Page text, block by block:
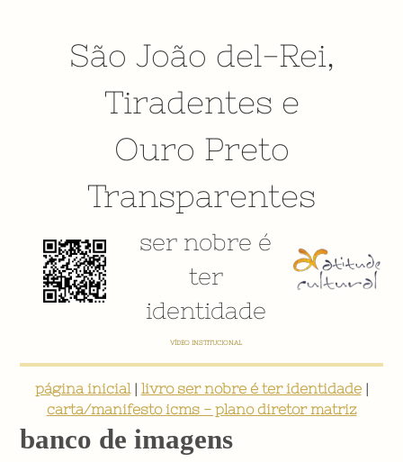
São João del-Rei,
Tiradentes e
Ouro Preto
Transparentes
ser nobre é
ter
identidade
VÍDEO INSTITUCIONAL
página inicial| livro ser nobre é ter identidade|
carta/manifesto icms - plano diretor matriz
banco de imagens